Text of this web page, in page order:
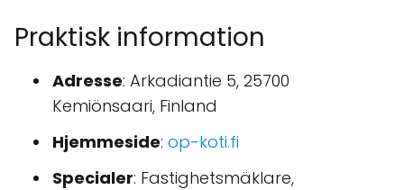
Praktisk information
Adresse: Arkadiantie 5, 25700
Kemiönsaari, Finland
Hjemmeside: op-koti.fi
Specialer: Fastighetsmäklare,